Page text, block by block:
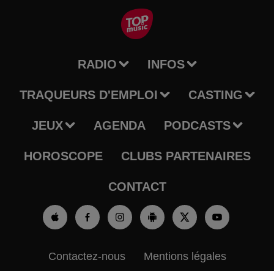
RADIO INFOS
TRAQUEURS D'EMPLOI CASTING
JEUX AGENDA PODCASTS
HOROSCOPE CLUBS PARTENAIRES
CONTACT
Contactez-nous Mentions légales